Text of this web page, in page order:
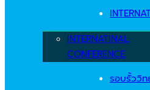
INTERNATINAL
CONFERENCE
รอบรั้ววิท